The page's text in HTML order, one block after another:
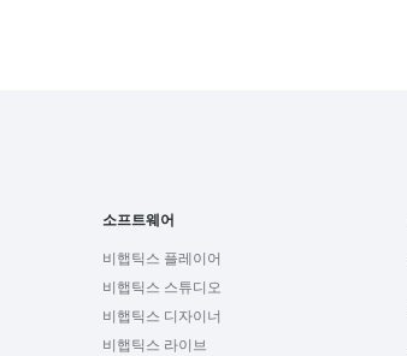
소프트웨어
비햅틱스 플레이어
비햅틱스 스튜디오
비햅틱스 디자이너
비햅틱스 라이브